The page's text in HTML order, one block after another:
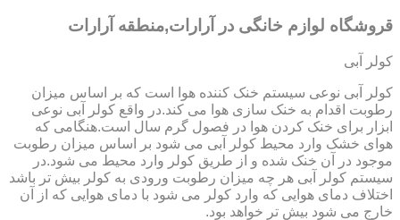
قروشگاه لوازم خانگی در آرارات,منطقه آرارات
کولر آبی
کولر آبی نوعی سیستم خنک کننده هوا است که بر اساس میزان
رطوبت اقدام به خنک سازی هوا می کند.در واقع کولر آبی نوعی
ابزار برای خنک کردن هوا در فصول گرم سال است.هنگامی که
هوای خشک وارد محیط کولر آبی می شود بر اساس میزان رطوبت
موجود در آن خنک شده و از طریق کولر وارد محیط می شود.در
سیستم کولر آبی هر چه میزان رطوبت ورودی به کولر بیش تر باشد
اختلاف دمای هوایی که وارد کولر می شود با دمای هوایی که از آن
خارج می شود بیش تر خواهد بود.